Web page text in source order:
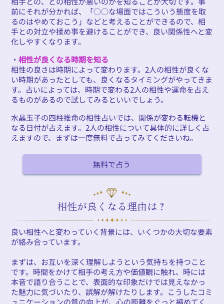
前にそれが分かれば、「○○な場面ではこういう態度を取
るのはやめておこう」などと考えることができるので、相
手との対立や揉め事を避けることができ、良い関係性へと変
化しやすくなります。
・相性が良くなる時期を知る
相性の良さは時期によって変わります。2人の相性が良くな
い時期があったとしても、良くなるタイミングがやってきま
す。占いによっては、時期で変わる2人の相性や運命を占え
るものがあるので試してみるといいでしょう。
水晶玉子の四柱推命の相性占いでは、関係が変わる転機と
なる日付が占えます。2人の相性について具体的に詳しく占
えますので、まずは一度無料で占ってみてくださいね。
無料で占う
相性が良くなる理由は？
良い相性へと変わっていく背景には、いくつかの大切な要素
が絡み合っています。
まずは、お互いを深く理解しようという気持ちを持つこと
です。時間をかけて相手の考え方や価値観に触れ、時には
本音で語り合うことで、表面的な印象だけでは見えなかっ
た魅力に気づいたり、誤解が解けたりします。こうしたコミ